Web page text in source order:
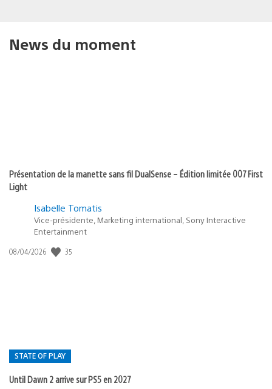
News du moment
Présentation de la manette sans fil DualSense – Édition limitée 007 First
Light
Isabelle Tomatis
Vice-présidente, Marketing international, Sony Interactive
Entertainment
Date
08/04/2026 35
STATE OF PLAY
Until Dawn 2 arrive sur PS5 en 2027